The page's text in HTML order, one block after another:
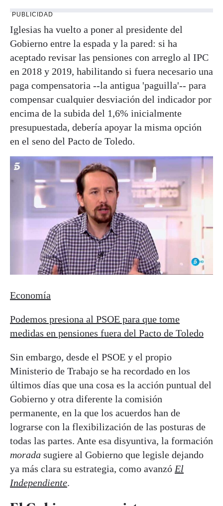
PUBLICIDAD
Iglesias ha vuelto a poner al presidente del
Gobierno entre la espada y la pared: si ha
aceptado revisar las pensiones con arreglo al IPC
en 2018 y 2019, habilitando si fuera necesario una
paga compensatoria --la antigua 'paguilla'-- para
compensar cualquier desviación del indicador por
encima de la subida del 1,6% inicialmente
presupuestada, debería apoyar la misma opción
en el seno del Pacto de Toledo.
Economía
Podemos presiona al PSOE para que tome
medidas en pensiones fuera del Pacto de Toledo
Sin embargo, desde el PSOE y el propio
Ministerio de Trabajo se ha recordado en los
últimos días que una cosa es la acción puntual del
Gobierno y otra diferente la comisión
permanente, en la que los acuerdos han de
lograrse con la flexibilización de las posturas de
todas las partes. Ante esa disyuntiva, la formación
morada sugiere al Gobierno que legisle dejando
ya más clara su estrategia, como avanzó El
Independiente.